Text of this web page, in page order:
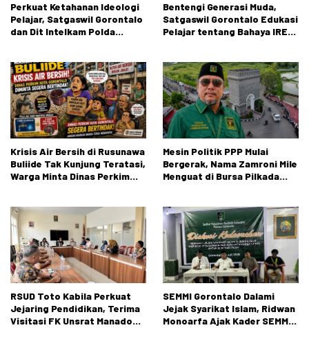
Perkuat Ketahanan Ideologi
Pelajar, Satgaswil Gorontalo
dan Dit Intelkam Polda
Negeri 1 Kabila
Bentengi Generasi Muda,
Satgaswil Gorontalo Edukasi
Pelajar tentang Bahaya IRET,
Krisis Air Bersih di Rusunawa
Buliide Tak Kunjung Teratasi,
Warga Minta Dinas Perkim
Mesin Politik PPP Mulai
Bergerak, Nama Zamroni Mile
Menguat di Bursa Pilkada
RSUD Toto Kabila Perkuat
Jejaring Pendidikan, Terima
Visitasi FK Unsrat Manado
SEMMI Gorontalo Dalami
Jejak Syarikat Islam, Ridwan
Monoarfa Ajak Kader SEMMI